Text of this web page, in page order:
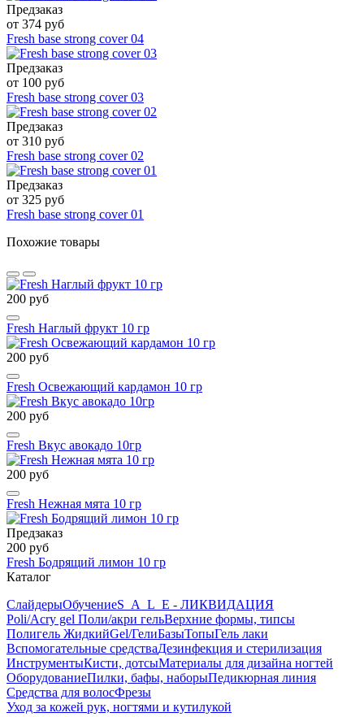
Предзаказ
от 374 руб
Fresh base strong cover 04
Предзаказ
от 100 руб
Fresh base strong cover 03
Предзаказ
от 310 руб
Fresh base strong cover 02
Предзаказ
от 325 руб
Fresh base strong cover 01
Похожие товары
200 руб
Fresh Наглый фрукт 10 гр
200 руб
Fresh Освежающий кардамон 10 гр
200 руб
Fresh Вкус авокадо 10гр
200 руб
Fresh Нежная мята 10 гр
Предзаказ
200 руб
Fresh Бодрящий лимон 10 гр
Каталог
СлайдерыОбучениеS_A_L_E - ЛИКВИДАЦИЯ
Poli/Acry gel Поли/акри гельВерхние формы, типсы
Полигель ЖидкийGel/ГелиБазыТопыГель лаки
Вспомогательные средстваДезинфекция и стерилизация
ИнструментыКисти, дотсыМатериалы для дизайна ногтей
ОборудованиеПилки, бафы, наборыПедикюрная линия
Средства для волосФрезы
Уход за кожей рук, ногтями и кутилукой